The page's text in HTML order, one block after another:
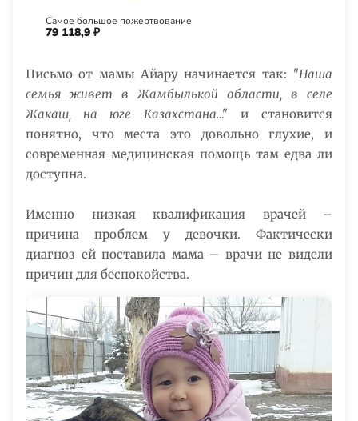
Самое большое пожертвование
79 118,9 ₽
Письмо от мамы Айару начинается так: "Наша
семья живет в Жамбылькой области, в селе
Жакаш, на юге Казахстана…" и становится
понятно, что места это довольно глухие, и
современная медицинская помощь там едва ли
доступна.
Именно низкая квалификация врачей –
причина проблем у девочки. Фактически
диагноз ей поставила мама – врачи не видели
причин для беспокойства.